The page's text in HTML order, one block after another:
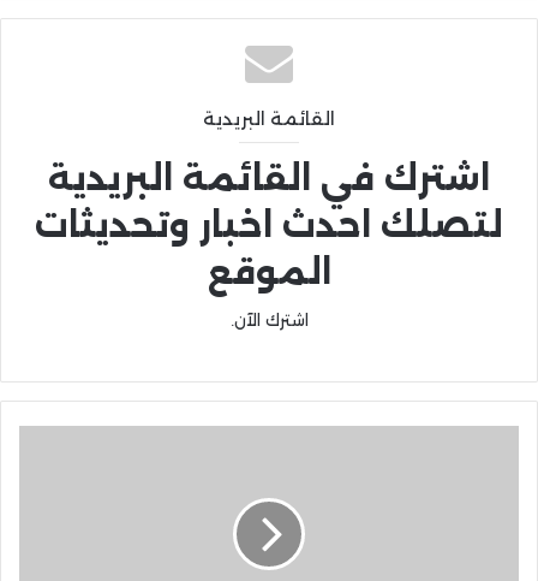
القائمة البريدية
اشترك في القائمة البريدية
لتصلك احدث اخبار وتحديثات
الموقع
اشترك الآن.